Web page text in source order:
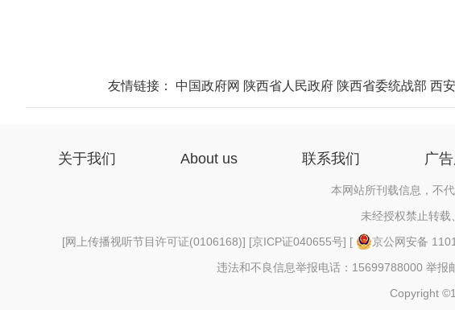
友情链接： 中国政府网 陕西省人民政府 陕西省委统战部 西
关于我们 About us 联系我们 广
本网站所刊载信息，不
未经授权禁止转载
[网上传播视听节目许可证(0106168)] [京ICP证040655号] [ 京公网安备
违法和不良信息举报电话：15699788000 举报
Copyright